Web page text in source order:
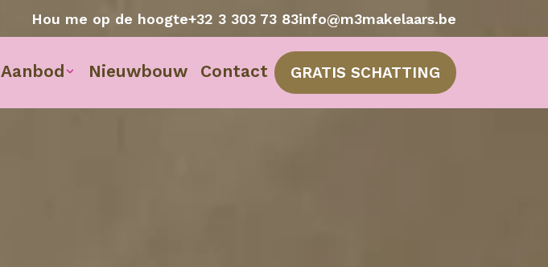
Hou me op de hoogte+32 3 303 73 83info@m3makelaars.be
Aanbod Nieuwbouw Contact GRATIS SCHATTING